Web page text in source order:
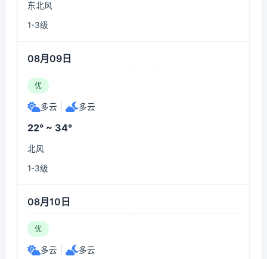
东北风
1-3级
08月09日
优
多云 多云
22° ~ 34°
北风
1-3级
08月10日
优
多云 多云